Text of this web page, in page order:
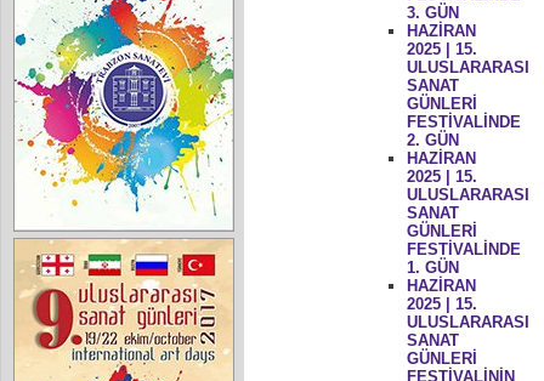
3. GÜN
HAZİRAN
2025 | 15.
ULUSLARARASI
SANAT
GÜNLERİ
FESTİVALİNDE
2. GÜN
HAZİRAN
2025 | 15.
ULUSLARARASI
SANAT
GÜNLERİ
FESTİVALİNDE
1. GÜN
HAZİRAN
2025 | 15.
ULUSLARARASI
SANAT
GÜNLERİ
FESTİVALİNİN